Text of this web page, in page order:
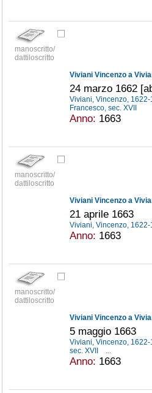
manoscritto/
dattiloscritto
Viviani Vincenzo a
24 marzo 1662
Viviani, Vincenzo,
Francesco, sec. XVII
Anno: 1663
manoscritto/
dattiloscritto
Viviani Vincenzo a
21 aprile 1663
Viviani, Vincenzo,
Anno: 1663
manoscritto/
dattiloscritto
Viviani Vincenzo a
5 maggio 1663
Viviani, Vincenzo,
sec. XVII
Anno: 1663